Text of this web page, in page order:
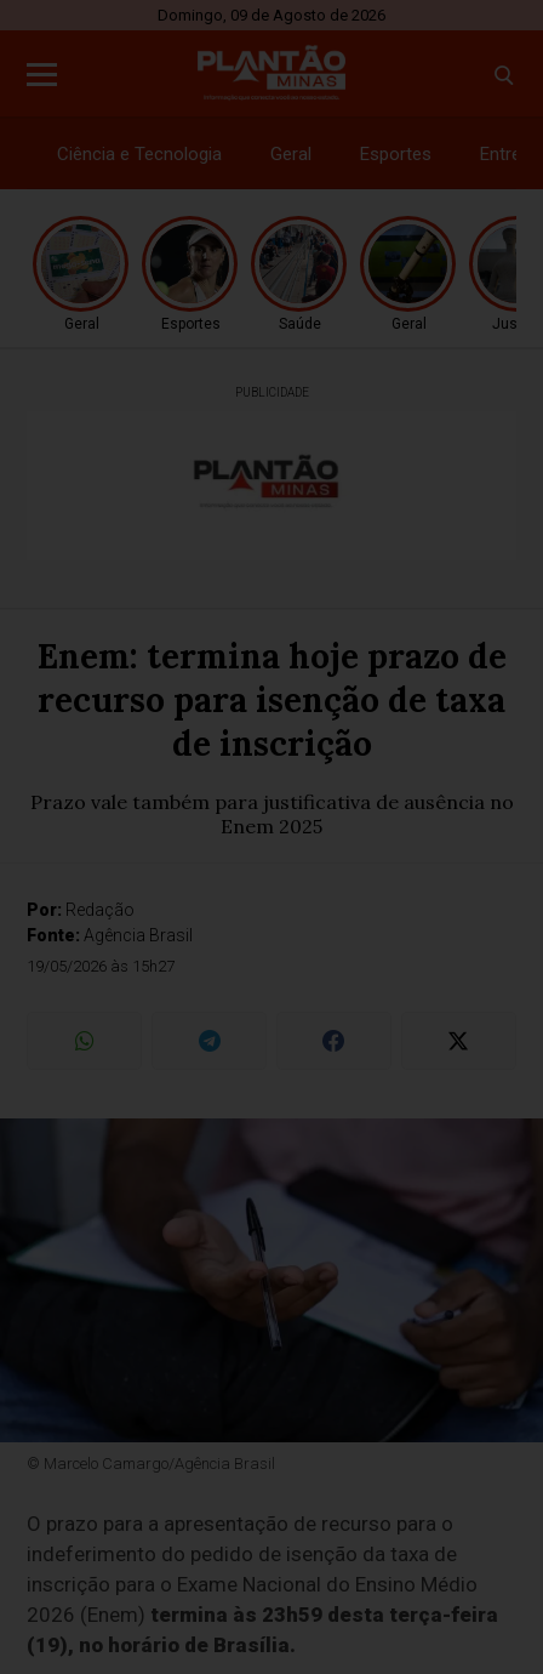
Domingo, 09 de Agosto de 2026
Ciência e Tecnologia Geral Esportes
Geral Esportes Saúde Geral Justiça
PUBLICIDADE
Enem: termina hoje prazo de
recurso para isenção de taxa
de inscrição
Prazo vale também para justificativa de ausência no
Enem 2025
Por: Redação
Fonte: Agência Brasil
19/05/2026 às 15h27
© Marcelo Camargo/Agência Brasil
O prazo para a apresentação de recurso para o
indeferimento do pedido de isenção da taxa de
inscrição para o Exame Nacional do Ensino Médio
2026 (Enem) termina às 23h59 desta terça-feira
(19), no horário de Brasília.